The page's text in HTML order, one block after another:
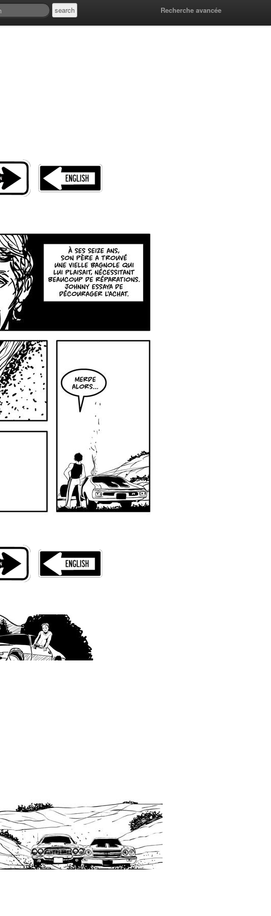
Recherche avancée